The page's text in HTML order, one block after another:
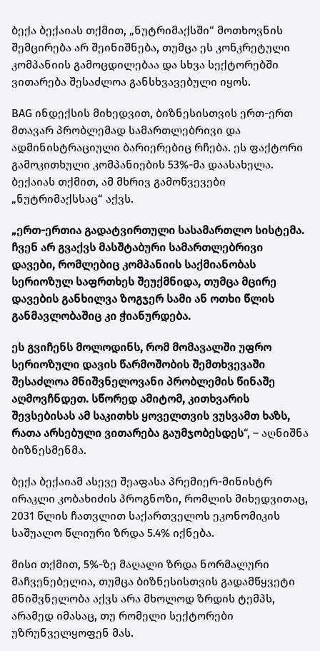
ბექა ბექაიას თქმით, „ნუტრიმაქსში“ მოთხოვნის
შემცირება არ შეინიშნება, თუმცა ეს კონკრეტული
კომპანიის გამოცდილებაა და სხვა სექტორებში
ვითარება შესაძლოა განსხვავებული იყოს.
BAG ინდექსის მიხედვით, ბიზნესისთვის ერთ-ერთ
მთავარ პრობლემად სამართლებრივი და
ადმინისტრაციული ბარიერებიც რჩება. ეს ფაქტორი
გამოკითხული კომპანიების 53%-მა დაასახელა.
ბექაიას თქმით, ამ მხრივ გამოწვევები
„ნუტრიმაქსსაც“ აქვს.
„ერთ-ერთია გადატვირთული სასამართლო სისტემა.
ჩვენ არ გვაქვს მასშტაბური სამართლებრივი
დავები, რომლებიც კომპანიის საქმიანობას
სერიოზულ საფრთხეს შეუქმნიდა, თუმცა მცირე
დავების განხილვა ზოგჯერ სამი ან ოთხი წლის
განმავლობაშიც კი ჭიანურდება.
ეს გვიჩენს მოლოდინს, რომ მომავალში უფრო
სერიოზული დავის წარმოშობის შემთხვევაში
შესაძლოა მნიშვნელოვანი პრობლემის წინაშე
აღმოვჩნდეთ. სწორედ ამიტომ, კითხვარის
შევსებისას ამ საკითხს ყოველთვის ვუსვამთ ხაზს,
რათა არსებული ვითარება გაუმჯობესდეს“, – აღნიშნა
ბიზნესმენმა.
ბექა ბექაიამ ასევე შეაფასა პრემიერ-მინისტრ
ირაკლი კობახიძის პროგნოზი, რომლის მიხედვითაც,
2031 წლის ჩათვლით საქართველოს ეკონომიკის
საშუალო წლიური ზრდა 5.4% იქნება.
მისი თქმით, 5%-ზე მაღალი ზრდა ნორმალური
მაჩვენებელია, თუმცა ბიზნესისთვის გადამწყვეტი
მნიშვნელობა აქვს არა მხოლოდ ზრდის ტემპს,
არამედ იმასაც, თუ რომელი სექტორები
უზრუნველყოფენ მას.